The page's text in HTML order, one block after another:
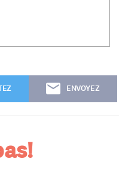
ENVOYEZ